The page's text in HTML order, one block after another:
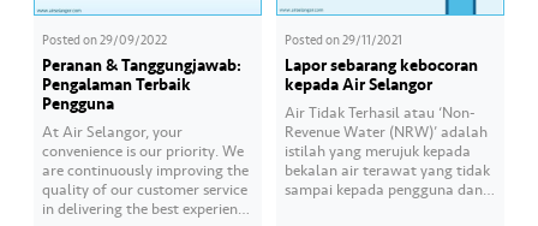
Posted on29/09/2022
Peranan & Tanggungjawab:
Pengalaman Terbaik
Pengguna
At Air Selangor, your
convenience is our priority. We
are continuously improving the
quality of our customer service
in delivering the best experience
Posted on29/11/2021
Lapor sebarang kebocoran
kepada Air Selangor
Air Tidak Terhasil atau ‘Non-
Revenue Water (NRW)’ adalah
istilah yang merujuk kepada
bekalan air terawat yang tidak
sampai kepada pengguna dan